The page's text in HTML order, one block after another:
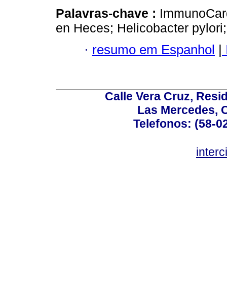
Palavras-chave :
en Heces; Helicobacter
· resumo em Espanhol |
Calle Vera Cruz,
Las Mercedes,
Telefonos: (58-